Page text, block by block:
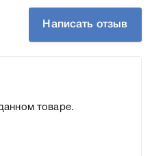
мы
Написать отзыв
товаре.